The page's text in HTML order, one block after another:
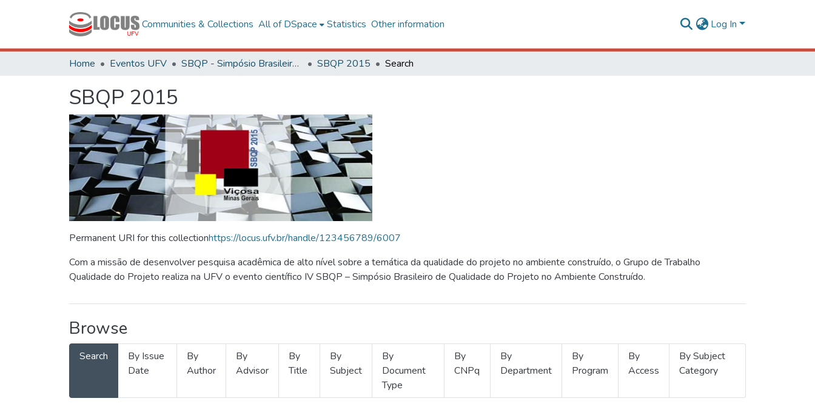
Communities & Collections All of DSpace Statistics Other information Log In
Home Eventos UFV SBQP - Simpósio Brasileiro de Qualidade do Projeto no Ambiente Construído SBQP 2015 Search
SBQP 2015
Permanent URI for this collectionhttps://locus.ufv.br/handle/123456789/6007
Com a missão de desenvolver pesquisa acadêmica de alto nível sobre a temática da qualidade do projeto no ambiente construído, o Grupo de Trabalho
Qualidade do Projeto realiza na UFV o evento científico IV SBQP – Simpósio Brasileiro de Qualidade do Projeto no Ambiente Construído.
Browse
Search
By Issue
Date
By
Author
By
Advisor
By
Title
By
Subject
By
Document
Type
By
CNPq
By
Department
By
Program
By
Access
By Subject
Category